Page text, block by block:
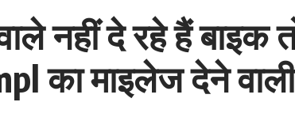
नहीं दे रहे हैं बाइक
का माइलेज देने